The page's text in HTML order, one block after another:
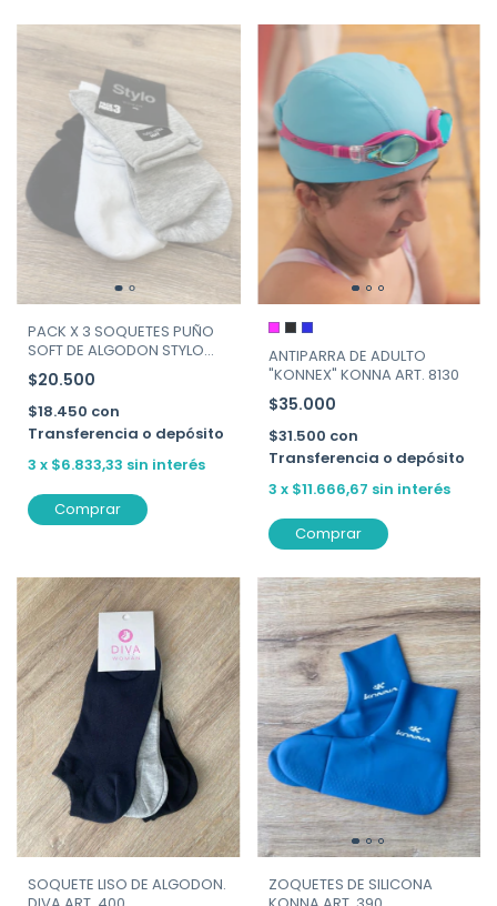
PACK X 3 SOQUETES PUÑO
SOFT DE ALGODON STYLO
ART.171
$20.500
$18.450 con
Transferencia o depósito
3 x $6.833,33 sin interés
Comprar
ANTIPARRA DE ADULTO
"KONNEX" KONNA ART. 8130
$35.000
$31.500 con
Transferencia o depósito
3 x $11.666,67 sin interés
Comprar
SOQUETE LISO DE ALGODON.
ZOQUETES DE SILICONA